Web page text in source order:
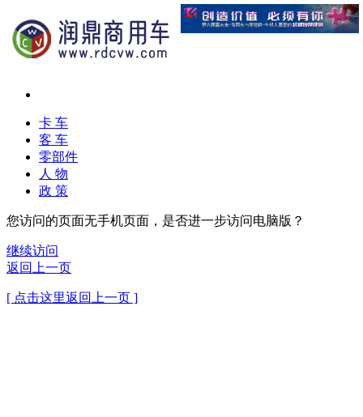
卡 车
客 车
零部件
人 物
政 策
您访问的页面无手机页面，是否进一步访问电脑版？
继续访问
返回上一页
[ 点击这里返回上一页 ]